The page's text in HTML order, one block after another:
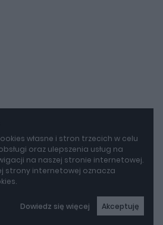
własne i stron trzecich w celu
oraz ulepszenia usług na
na naszej stronie internetowej.
strony internetowej oznacza
Dowiedz się więcej Akceptuję